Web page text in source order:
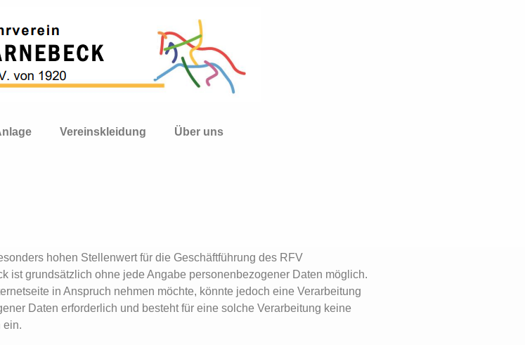
Vereinskleidung Über uns
hohen Stellenwert für die Geschäftführung des RFV
ist grundsätzlich ohne jede Angabe personenbezogener Daten möglich.
in Anspruch nehmen möchte, könnte jedoch eine Verarbeitung
Daten erforderlich und besteht für eine solche Verarbeitung keine
ein.